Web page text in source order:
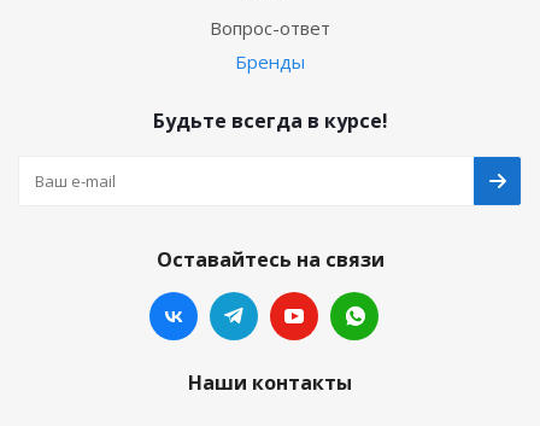
Вопрос-ответ
Бренды
Будьте всегда в курсе!
Оставайтесь на связи
Наши контакты